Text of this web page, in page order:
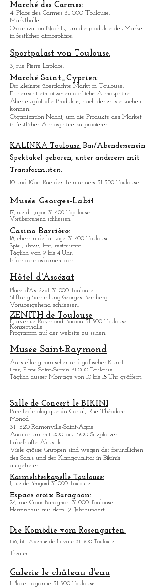
35, All. Jules Guesde 31 000 Toulouse.
Täglich ausser Montags von 10 bis 18 Uhr geöffnet.
Marché des Carmes:
4, Place des Carmes 31 000 Toulouse.
Organization Nachts, um die produkte des Market
in festlicher atmosphäre.
Sportpalast von Toulouse.
3, rue Pierre Laplace.
Marché Saint_Cyprien:
Der kleinste ü
Es herrscht ein bisschen dorfliche Atmosphäre.
Aber es gibt alle Produkte, nach denen sie suchen
in festlicher Atmosphäre zu probieren.
KALINKA Toulouse:
Spektakel geboren, unter anderem mit
10 und 10bis Rue des Teinturiuers 31 300 Toulouse.
Musée Georges-Labit
17, rue du Japon 31 400 Topulouse
Vorübergehend schliessen.
Casino Barrière:
18, chemin de la Loge 31 400 Toulouse.
Täglich von 9 bis 4 Uhr.
Infos: casinosbarriere.com
Hôtel d'Assézat
Place d'Assézat 31 000 Toulouse.
Stiftung Sammlung Georges Bemberg
Vorübergehend schliessen.
ZENITH de Toulouse:
11, avenue Raymond Badiou 31 300 Toulouse.
Konzerthalle
Programm auf der website zu sehen.
Musée Saint-Raymond
Täglich ausser Montags von 10 bis 18 Uhr geöffent.
Salle de Concert le BIKINI
Parc technologique du Canal, Rue Théodore
Monod
31 520 Ramonville-Saint-Agne
Auditorium mit 200 bis 1500 Sitzplatzen.
Fabelhafte Akustik.
Viele grö sse Gruppen sind wegen der freundlichen
des Saals und der Klangqualitat in Bikinis
aufgetreten.
Karmeliterkapelle Toulouse:
1, rue de Périgord 31 000 Toulouse
24, rue Croix Baragnon 31 000 Toulouse.
Herrenhaus aus dem 19. Jahrhundert.
Die Komödie vom Rosengarten.
Theater.